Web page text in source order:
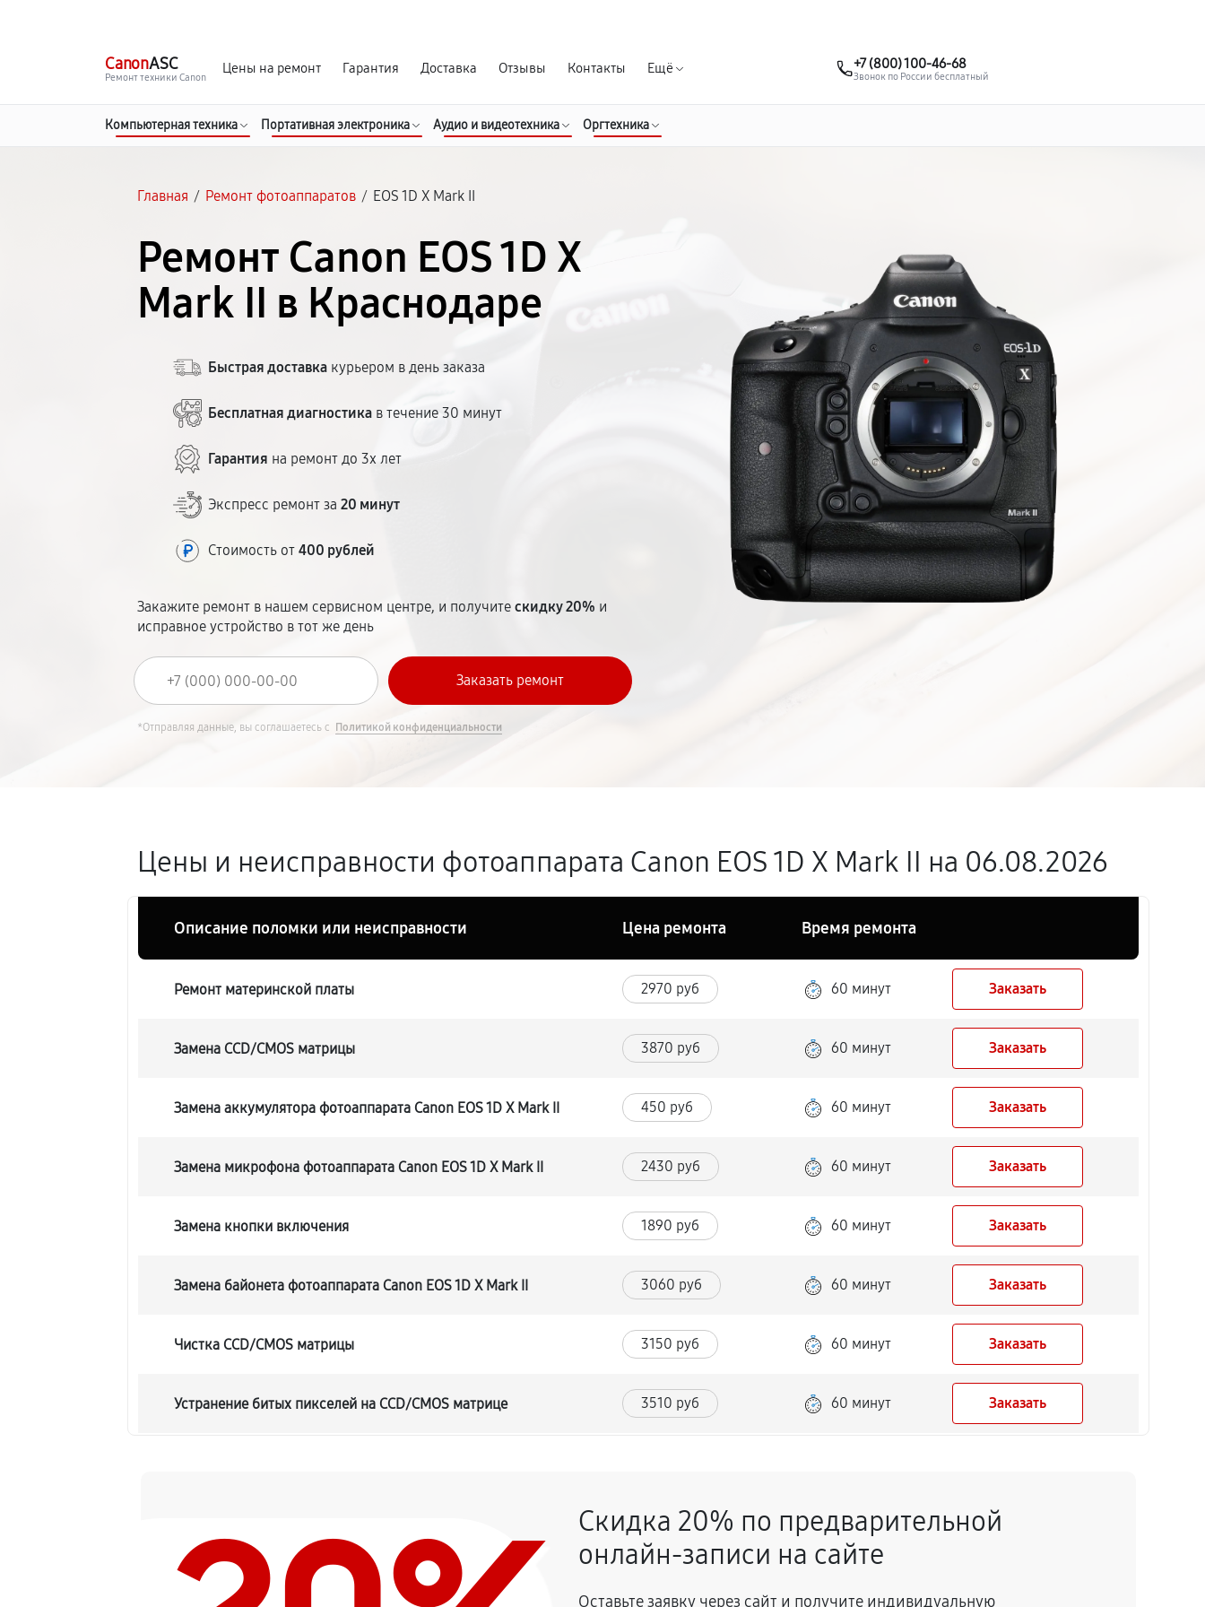
CanonASC
Ремонт техники Canon
Цены на ремонт Гарантия Доставка Отзывы Контакты Ещё +7 (800) 100-46-68
Звонок по России бесплатный
Компьютерная техника Портативная электроника Аудио и видеотехника Оргтехника
Главная / Ремонт фотоаппаратов / EOS 1D X Mark II
Ремонт Canon EOS 1D X
Mark II в Краснодаре
Быстрая доставка курьером в день заказа
Бесплатная диагностика в течение 30 минут
Гарантия на ремонт до 3х лет
Экспресс ремонт за20 минут
Стоимость от400 рублей
Закажите ремонт в нашем сервисном центре, и получитескидку 20% и
исправное устройство в тот же день
*Отправляя данные, вы соглашаетесь с Политикой конфиденциальности
Цены и неисправности фотоаппарата Canon EOS 1D X Mark II на 06.08.2026
Описание поломки или неисправности Цена ремонта Время ремонта
Ремонт материнской платы 2970 руб 60 минут Заказать
Замена CCD/CMOS матрицы 3870 руб 60 минут Заказать
Замена аккумулятора фотоаппарата Canon EOS 1D X Mark II 450 руб 60 минут Заказать
Замена микрофона фотоаппарата Canon EOS 1D X Mark II 2430 руб 60 минут Заказать
Замена кнопки включения 1890 руб 60 минут Заказать
Замена байонета фотоаппарата Canon EOS 1D X Mark II 3060 руб 60 минут Заказать
Чистка CCD/CMOS матрицы 3150 руб 60 минут Заказать
Устранение битых пикселей на CCD/CMOS матрице 3510 руб 60 минут Заказать
2970 руб 60 минут Заказать
Замена затвора фотоаппарата Canon EOS 1D X Mark II
Скидка 20% по предварительной
онлайн-записи на сайте
Оставьте заявку через сайт и получите индивидуальную